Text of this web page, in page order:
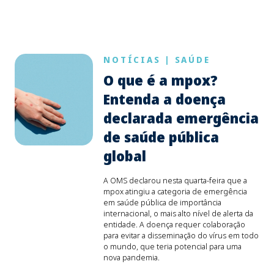
NOTÍCIAS | SAÚDE
O que é a mpox?
Entenda a doença
declarada emergência
de saúde pública
global
A OMS declarou nesta quarta-feira que a
mpox atingiu a categoria de emergência
em saúde pública de importância
internacional, o mais alto nível de alerta da
entidade. A doença requer colaboração
para evitar a disseminação do vírus em todo
o mundo, que teria potencial para uma
nova pandemia.